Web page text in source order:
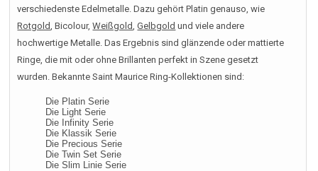
verschiedenste Edelmetalle. Dazu gehört Platin genauso, wie
Rotgold, Bicolour,Weißgold,Gelbgold und viele andere
hochwertige Metalle. Das Ergebnis sind glänzende oder mattierte
Ringe, die mit oder ohne Brillanten perfekt in Szene gesetzt
wurden. Bekannte Saint Maurice Ring-Kollektionen sind:
Die Platin Serie
Die Light Serie
Die Infinity Serie
Die Klassik Serie
Die Precious Serie
Die Twin Set Serie
Die Slim Linie Serie